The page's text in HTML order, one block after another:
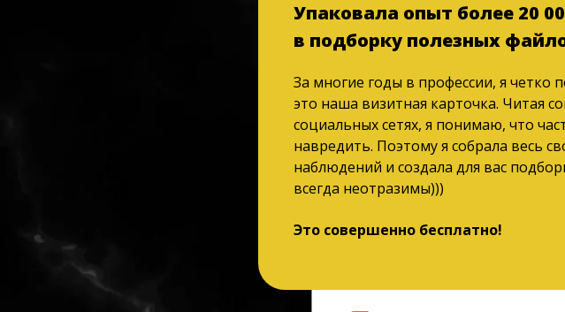
Упаковала опыт более 20
в подборку полезных
Это совершенно бесплатно!
За многие годы в профессии, я четко
это наша визитная карточка. Читая
социальных сетях, я понимаю, что
навредить. Поэтому я собрала весь
наблюдений и создала для вас
всегда неотразимы)))